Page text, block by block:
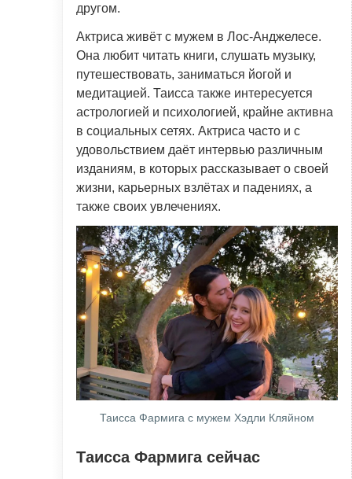
другом.
Актриса живёт с мужем в Лос-Анджелесе.
Она любит читать книги, слушать музыку,
путешествовать, заниматься йогой и
медитацией. Таисса также интересуется
астрологией и психологией, крайне активна
в социальных сетях. Актриса часто и с
удовольствием даёт интервью различным
изданиям, в которых рассказывает о своей
жизни, карьерных взлётах и падениях, а
также своих увлечениях.
Таисса Фармига с мужем Хэдли Кляйном
Таисса Фармига сейчас